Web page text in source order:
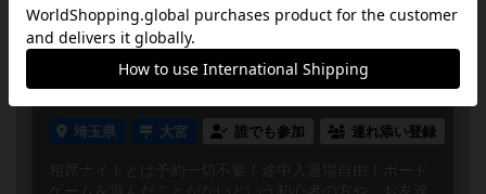
募集中 18:00～23:00
相席ナイト【毎週火曜&金曜】
埼玉県 大宮 誰でも参加 連れ添い登録
相席ナイトとは予約一切不要！途中入退場自由！ボード